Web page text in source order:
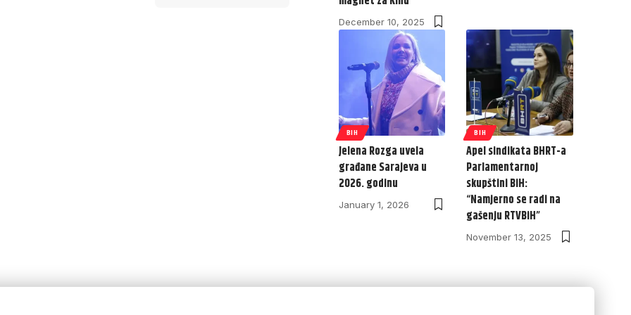
December 10, 2025
BIH
Jelena Rozga uvela
građane Sarajeva u
2026. godinu
January 1, 2026
BIH
Apel sindikata BHRT-a
Parlamentarnoj
skupštini BiH:
“Namjerno se radi na
gašenju RTVBiH”
November 13, 2025